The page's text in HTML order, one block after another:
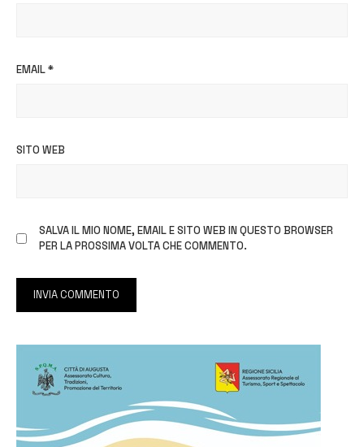
EMAIL*
SITO WEB
SALVA IL MIO NOME, EMAIL E SITO WEB IN QUESTO BROWSER
PER LA PROSSIMA VOLTA CHE COMMENTO.